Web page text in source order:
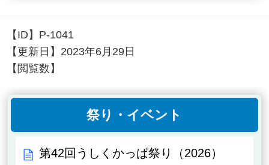
【ID】 P-1041
【更新日】 2023年6月29日
【閲覧数】
祭り・イベント
第42回うしくかっぱ祭り（2026）